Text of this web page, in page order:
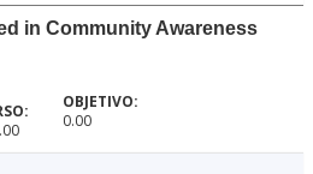
in Community Awareness
0.00